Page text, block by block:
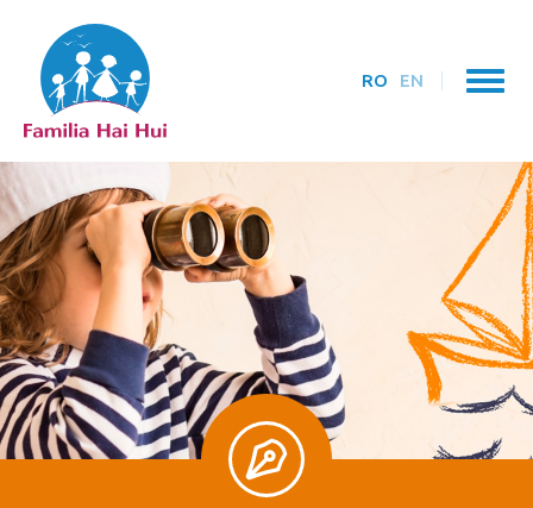
RO EN